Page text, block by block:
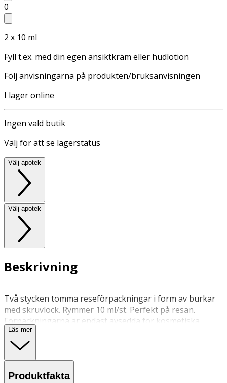
0
2 x 10 ml
Fyll t.ex. med din egen ansiktkräm eller hudlotion
Följ anvisningarna på produkten/bruksanvisningen
I lager online
Ingen vald butik
Välj för att se lagerstatus
Välj apotek
Välj apotek
Beskrivning
Två stycken tomma reseförpackningar i form av burkar
med skruvlock. Rymmer 10 ml/st. Perfekt på resan.
Förpackningarna är endast avsedda för kosmetiska
produkter.
Läs mer
Produktfakta